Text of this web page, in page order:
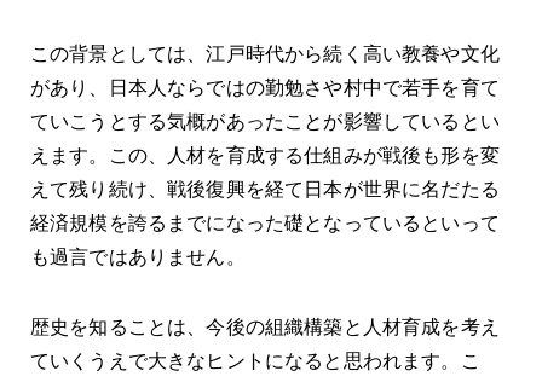
この背景としては、江戸時代から続く高い教養や文化
があり、日本人ならではの勤勉さや村中で若手を育て
ていこうとする気概があったことが影響しているとい
えます。この、人材を育成する仕組みが戦後も形を変
えて残り続け、戦後復興を経て日本が世界に名だたる
経済規模を誇るまでになった礎となっているといって
も過言ではありません。
歴史を知ることは、今後の組織構築と人材育成を考え
ていくうえで大きなヒントになると思われます。こ